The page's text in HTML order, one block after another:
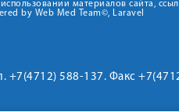
материалов сайта,
by Web Med Team©, Laravel
+7(4712) 588-137. Факс